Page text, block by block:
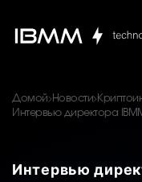
Домой Новости
Интервью директора
Интервью